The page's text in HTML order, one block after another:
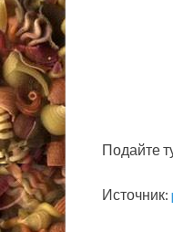
Подайте
Источник: